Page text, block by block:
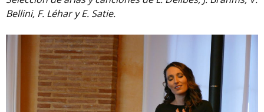
Bellini, F. Léhar y E. Satie.